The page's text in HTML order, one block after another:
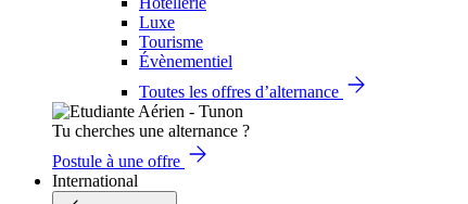
Luxe
Tourisme
Évènementiel
Toutes les offres d’alternance
Tu cherches une alternance ?
Postule à une offre
International